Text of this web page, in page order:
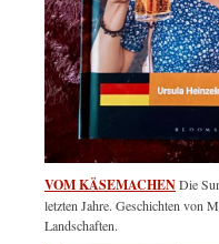
VOM KÄSEMACHENDie
letzten Jahre. Geschichten von
Landschaften.